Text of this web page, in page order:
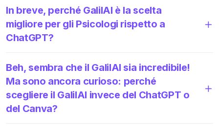
In breve, perché GalilAI è la scelta
migliore per gli Psicologi rispetto a
ChatGPT?
Beh, sembra che il GalilAI sia incredibile!
Ma sono ancora curioso: perché
scegliere il GalilAI invece del ChatGPT o
del Canva?